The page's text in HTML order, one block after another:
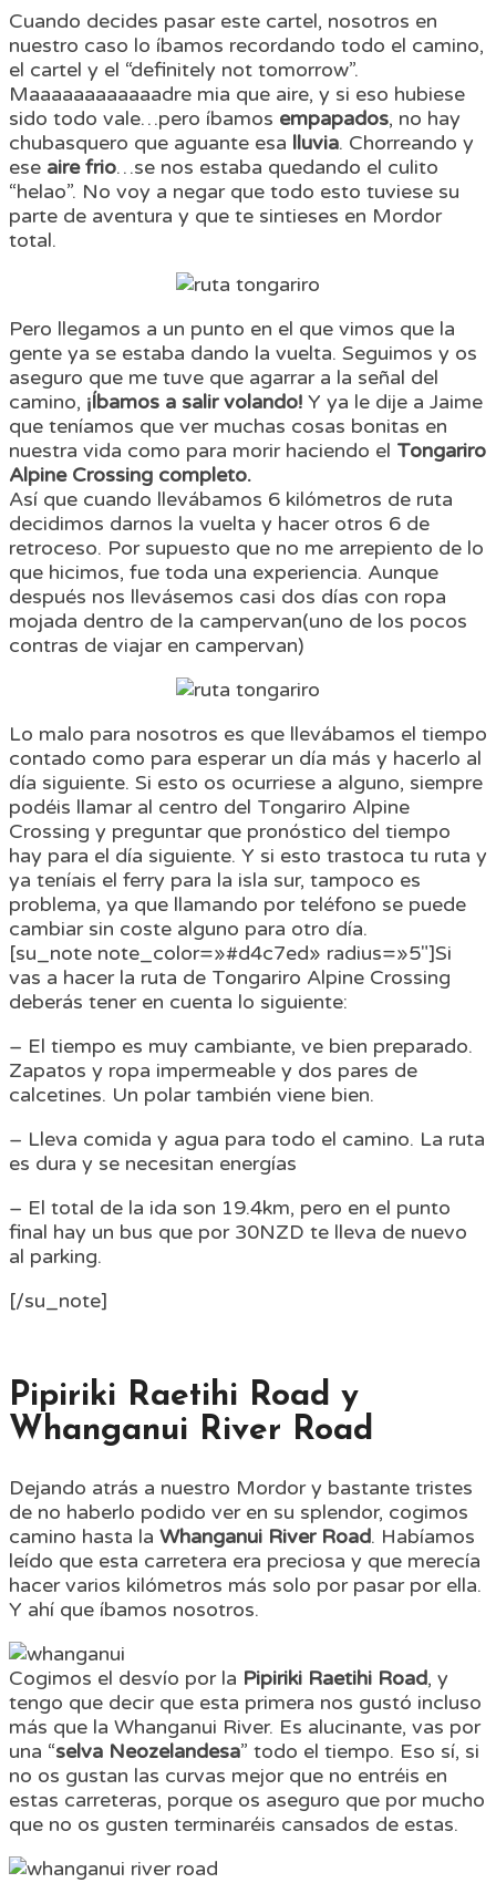
Cuando decides pasar este cartel, nosotros en
nuestro caso lo íbamos recordando todo el camino,
el cartel y el “definitely not tomorrow”.
Maaaaaaaaaaaadre mia que aire, y si eso hubiese
sido todo vale…pero íbamos empapados, no hay
chubasquero que aguante esa lluvia. Chorreando y
ese aire frio…se nos estaba quedando el culito
“helao”. No voy a negar que todo esto tuviese su
parte de aventura y que te sintieses en Mordor
total.
Pero llegamos a un punto en el que vimos que la
gente ya se estaba dando la vuelta. Seguimos y os
aseguro que me tuve que agarrar a la señal del
camino, ¡Íbamos a salir volando! Y ya le dije a Jaime
que teníamos que ver muchas cosas bonitas en
nuestra vida como para morir haciendo el Tongariro
Alpine Crossing completo.
Así que cuando llevábamos 6 kilómetros de ruta
decidimos darnos la vuelta y hacer otros 6 de
retroceso. Por supuesto que no me arrepiento de lo
que hicimos, fue toda una experiencia. Aunque
después nos llevásemos casi dos días con ropa
mojada dentro de la campervan(uno de los pocos
contras de viajar en campervan)
Lo malo para nosotros es que llevábamos el tiempo
contado como para esperar un día más y hacerlo al
día siguiente. Si esto os ocurriese a alguno, siempre
podéis llamar al centro del Tongariro Alpine
Crossing y preguntar que pronóstico del tiempo
hay para el día siguiente. Y si esto trastoca tu ruta y
ya teníais el ferry para la isla sur, tampoco es
problema, ya que llamando por teléfono se puede
cambiar sin coste alguno para otro día.
[su_note note_color=»#d4c7ed» radius=»5″]Si
vas a hacer la ruta de Tongariro Alpine Crossing
deberás tener en cuenta lo siguiente:
– El tiempo es muy cambiante, ve bien preparado.
Zapatos y ropa impermeable y dos pares de
calcetines. Un polar también viene bien.
– Lleva comida y agua para todo el camino. La ruta
es dura y se necesitan energías
– El total de la ida son 19.4km, pero en el punto
final hay un bus que por 30NZD te lleva de nuevo
al parking.
[/su_note]
Pipiriki Raetihi Road y
Whanganui River Road
Dejando atrás a nuestro Mordor y bastante tristes
de no haberlo podido ver en su splendor, cogimos
camino hasta la Whanganui River Road. Habíamos
leído que esta carretera era preciosa y que merecía
hacer varios kilómetros más solo por pasar por ella.
Y ahí que íbamos nosotros.
Cogimos el desvío por la Pipiriki Raetihi Road, y
tengo que decir que esta primera nos gustó incluso
más que la Whanganui River. Es alucinante, vas por
una “selva Neozelandesa” todo el tiempo. Eso sí, si
no os gustan las curvas mejor que no entréis en
estas carreteras, porque os aseguro que por mucho
que no os gusten terminaréis cansados de estas.